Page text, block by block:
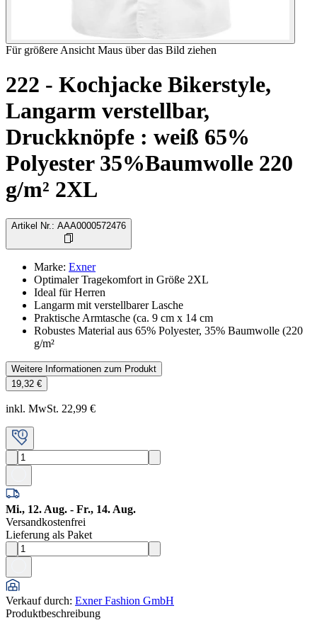
Für größere Ansicht Maus über das Bild ziehen
222 - Kochjacke Bikerstyle,
Langarm verstellbar,
Druckknöpfe : weiß 65%
Polyester 35%Baumwolle 220
g/m² 2XL
Artikel Nr. : AAA0000572476
Marke: Exner
Optimaler Tragekomfort in Größe 2XL
Ideal für Herren
Langarm mit verstellbarer Lasche
Praktische Armtasche (ca. 9 cm x 14 cm
Robustes Material aus 65% Polyester, 35% Baumwolle (220
g/m²
Weitere Informationen zum Produkt
19,32 €
inkl. MwSt. 22,99 €
Mi., 12. Aug. - Fr., 14. Aug.
Versandkostenfrei
Lieferung als Paket
Verkauf durch: Exner Fashion GmbH
Produktbeschreibung